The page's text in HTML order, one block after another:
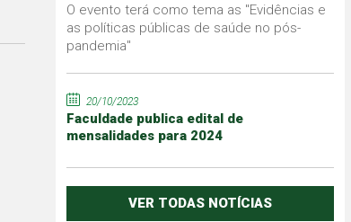
O evento terá como tema as "Evidências e
as políticas públicas de saúde no pós-
pandemia"
20/10/2023
Faculdade publica edital de
mensalidades para 2024
VER TODAS NOTÍCIAS